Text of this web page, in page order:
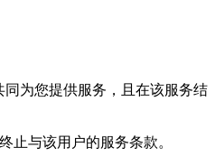
为您提供服务，且在该服务结
止与该用户的服务条款。